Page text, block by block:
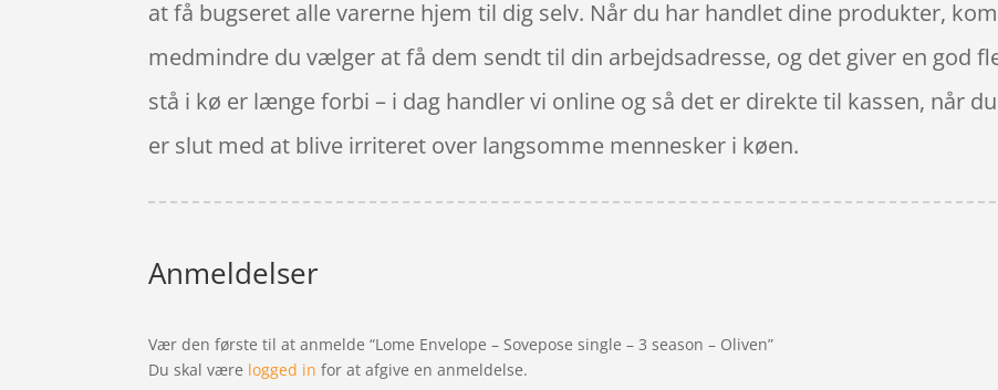
at få bugseret alle varerne hjem til dig selv. Når du har handlet dine produkter,
medmindre du vælger at få dem sendt til din arbejdsadresse, og det giver en god
stå i kø er længe forbi – i dag handler vi online og så det er direkte til kassen, når
er slut med at blive irriteret over langsomme mennesker i køen.
Anmeldelser
Vær den første til at anmelde “Lome Envelope – Sovepose single – 3 season – Oliven”
Du skal være logged in for at afgive en anmeldelse.